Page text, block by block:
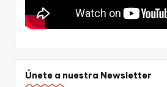
Únete a nuestra Newsletter